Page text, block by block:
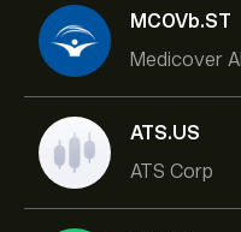
MCOVb.ST
Medicover
ATS.US
ATS Corp